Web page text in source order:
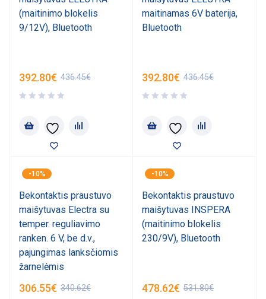
(maitinimo blokelis
9/12V), Bluetooth
436.45€
392.80€
maitinamas 6V baterija,
Bluetooth
436.45€
392.80€
-10%
Bekontaktis praustuvo
maišytuvas Electra su
temper. reguliavimo
ranken. 6 V, be d.v.,
pajungimas lanksčiomis
žarnelėmis
340.62€
306.55€
-10%
Bekontaktis praustuvo
maišytuvas INSPERA
(maitinimo blokelis
230/9V), Bluetooth
531.80€
478.62€